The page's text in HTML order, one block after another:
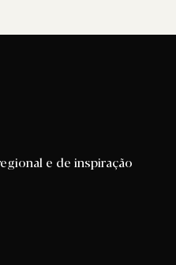
e de inspiração